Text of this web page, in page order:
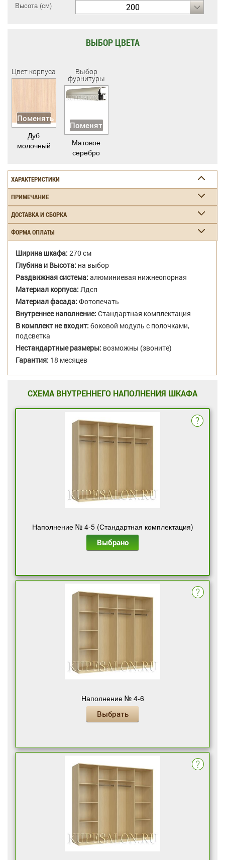
Высота (см) 200
ВЫБОР ЦВЕТА
Цвет корпуса
Поменять
Дуб
молочный
Выбор
фурнитуры
Поменять
Матовое
серебро
ХАРАКТЕРИСТИКИ
ПРИМЕЧАНИЕ
ДОСТАВКА И СБОРКА
ФОРМА ОПЛАТЫ
Ширина шкафа: 270 см
Глубина и Высота: на выбор
Раздвижная система: алюминиевая нижнеопорная
Материал корпуса: Лдсп
Материал фасада: Фотопечать
Внутреннее наполнение: Стандартная комплектация
В комплект не входит: боковой модуль с полочками,
подсветка
Нестандартные размеры: возможны (звоните)
Гарантия: 18 месяцев
СХЕМА ВНУТРЕННЕГО НАПОЛНЕНИЯ ШКАФА
Наполнение № 4-5 (Стандартная комплектация)
Выбрано
Наполнение № 4-6
Выбрать